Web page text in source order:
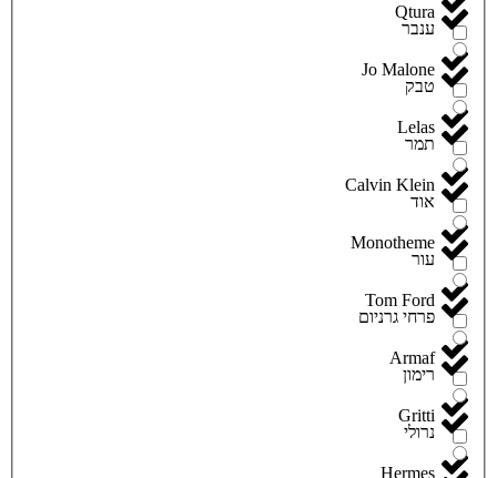
Qtura
Jo Malone
Lelas
Calvin Klein
Monotheme
Tom Ford
Armaf
Gritti
Hermes
ענבר
טבק
תמר
אוד
עור
פרחי גרניום
רימון
נרולי